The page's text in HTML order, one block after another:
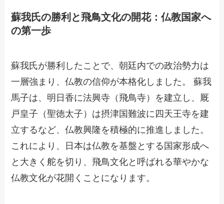
蘇我氏の勝利と飛鳥文化の開花：仏教国家へ
の第一歩
蘇我氏が勝利したことで、朝廷内での政治勢力は
一層強まり、仏教の信仰が本格化しました。 蘇我
馬子は、明日香に法興寺（飛鳥寺）を建立し、厩
戸皇子（聖徳太子）は摂津国難波に四天王寺を建
立するなど、仏教興隆を積極的に推進しました。
これにより、日本は仏教を基盤とする国家形成へ
と大きく舵を切り、飛鳥文化と呼ばれる華やかな
仏教文化が花開くことになります。